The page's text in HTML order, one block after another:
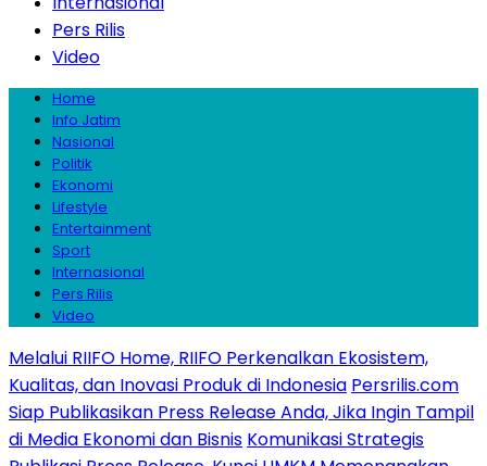
Pers Rilis
Video
Home
Info Jatim
Nasional
Politik
Ekonomi
Lifestyle
Entertainment
Sport
Internasional
Pers Rilis
Video
Melalui RIIFO Home, RIIFO Perkenalkan Ekosistem,
Kualitas, dan Inovasi Produk di Indonesia Persrilis.com
Siap Publikasikan Press Release Anda, Jika Ingin Tampil
di Media Ekonomi dan Bisnis Komunikasi Strategis